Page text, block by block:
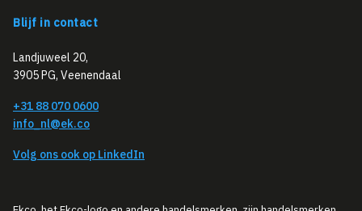
Blijf in contact
Landjuweel 20,
3905 PG, Veenendaal
+31 88 070 0600
info_nl@ek.co
Volg ons ook op LinkedIn